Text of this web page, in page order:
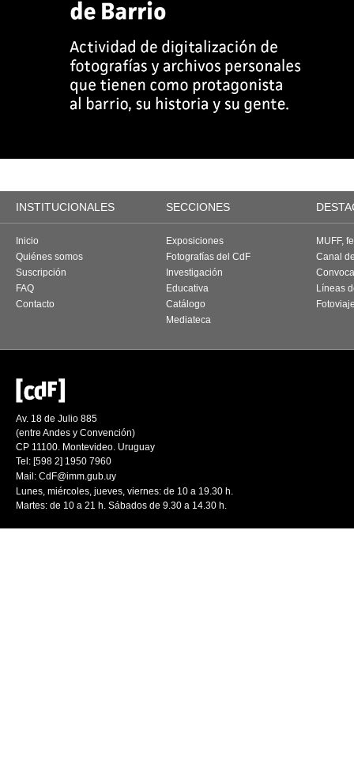
INSTITUCIONALES SECCIONES
Inicio
Quiénes somos
Suscripción
FAQ
Contacto
Exposiciones
Fotografías del CdF
Investigación
Educativa
Catálogo
Mediateca
MUFF,
Canal
Líneas
Av. 18 de Julio 885
(entre Andes y Convención)
CP 11100. Montevideo. Uruguay
Tel: [598 2] 1950 7960
Mail: CdF@imm.gub.uy
Lunes, miércoles, jueves, viernes: de 10 a 19.30 h.
Martes: de 10 a 21 h. Sábados de 9.30 a 14.30 h.